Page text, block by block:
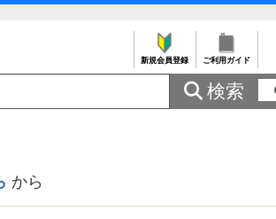
新規会員登録 ご利用ガイド
 検索
から